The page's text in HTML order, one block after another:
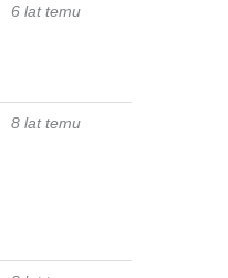
6 lat temu
8 lat temu